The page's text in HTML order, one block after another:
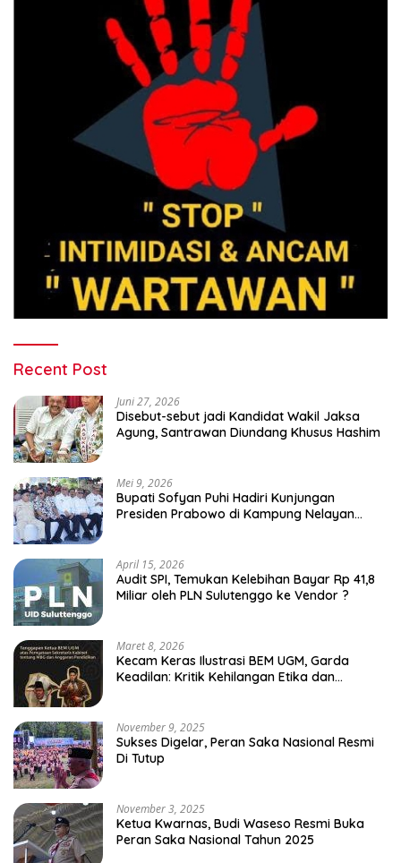
Recent Post
Juni 27, 2026
Disebut-sebut jadi Kandidat Wakil Jaksa
Agung, Santrawan Diundang Khusus Hashim
Mei 9, 2026
Bupati Sofyan Puhi Hadiri Kunjungan
Presiden Prabowo di Kampung Nelayan
April 15, 2026
Audit SPI, Temukan Kelebihan Bayar Rp 41,8
Miliar oleh PLN Sulutenggo ke Vendor ?
Maret 8, 2026
Kecam Keras Ilustrasi BEM UGM, Garda
Keadilan: Kritik Kehilangan Etika dan
November 9, 2025
Sukses Digelar, Peran Saka Nasional Resmi
Di Tutup
November 3, 2025
Ketua Kwarnas, Budi Waseso Resmi Buka
Peran Saka Nasional Tahun 2025